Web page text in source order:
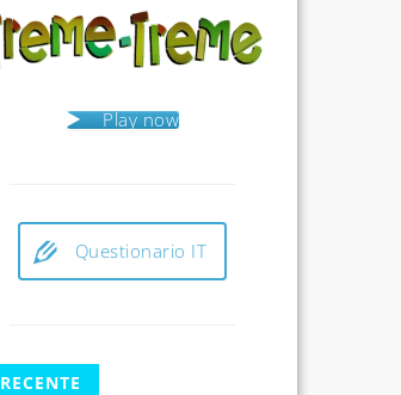
Play now
Questionario IT
RECENTE